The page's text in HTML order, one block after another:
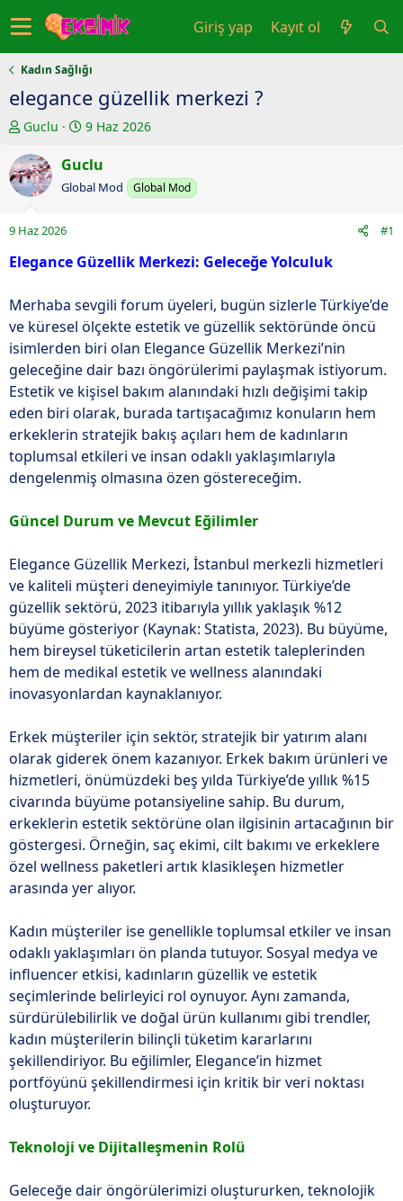
Giriş yap Kayıt ol
Kadın Sağlığı
elegance güzellik merkezi ?
K
n
u
y
u
b
a
a
t
a
n
Guclu
B
ş
l
ı
a
r
i
h
i
9 Haz 2026
Guclu
Global Mod Global Mod
9 Haz 2026 #1
Elegance Güzellik Merkezi: Geleceğe Yolculuk
Merhaba sevgili forum üyeleri, bugün sizlerle Türkiye’de
ve küresel ölçekte estetik ve güzellik sektöründe öncü
isimlerden biri olan Elegance Güzellik Merkezi’nin
geleceğine dair bazı öngörülerimi paylaşmak istiyorum.
Estetik ve kişisel bakım alanındaki hızlı değişimi takip
eden biri olarak, burada tartışacağımız konuların hem
erkeklerin stratejik bakış açıları hem de kadınların
toplumsal etkileri ve insan odaklı yaklaşımlarıyla
dengelenmiş olmasına özen göstereceğim.
Güncel Durum ve Mevcut Eğilimler
Elegance Güzellik Merkezi, İstanbul merkezli hizmetleri
ve kaliteli müşteri deneyimiyle tanınıyor. Türkiye’de
güzellik sektörü, 2023 itibarıyla yıllık yaklaşık %12
büyüme gösteriyor (Kaynak: Statista, 2023). Bu büyüme,
hem bireysel tüketicilerin artan estetik taleplerinden
hem de medikal estetik ve wellness alanındaki
inovasyonlardan kaynaklanıyor.
Erkek müşteriler için sektör, stratejik bir yatırım alanı
olarak giderek önem kazanıyor. Erkek bakım ürünleri ve
hizmetleri, önümüzdeki beş yılda Türkiye’de yıllık %15
civarında büyüme potansiyeline sahip. Bu durum,
erkeklerin estetik sektörüne olan ilgisinin artacağının bir
göstergesi. Örneğin, saç ekimi, cilt bakımı ve erkeklere
özel wellness paketleri artık klasikleşen hizmetler
arasında yer alıyor.
Kadın müşteriler ise genellikle toplumsal etkiler ve insan
odaklı yaklaşımları ön planda tutuyor. Sosyal medya ve
influencer etkisi, kadınların güzellik ve estetik
seçimlerinde belirleyici rol oynuyor. Aynı zamanda,
sürdürülebilirlik ve doğal ürün kullanımı gibi trendler,
kadın müşterilerin bilinçli tüketim kararlarını
şekillendiriyor. Bu eğilimler, Elegance’in hizmet
portföyünü şekillendirmesi için kritik bir veri noktası
oluşturuyor.
Teknoloji ve Dijitalleşmenin Rolü
Geleceğe dair öngörülerimizi oluştururken, teknolojik